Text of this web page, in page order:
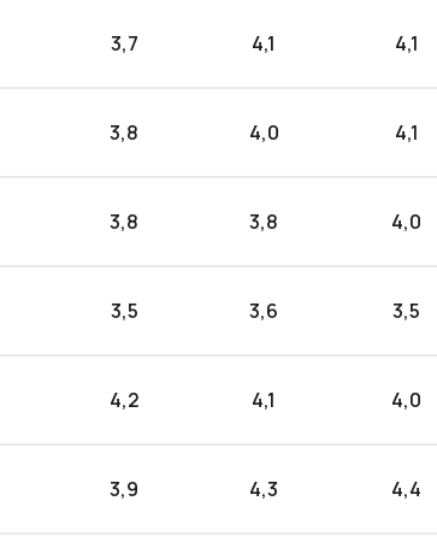
3,7 4,1 4,1
3,8 4,0 4,1
3,8 3,8 4,0
3,5 3,6 3,5
4,2 4,1 4,0
3,9 4,3 4,4